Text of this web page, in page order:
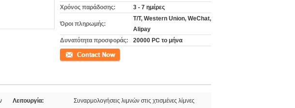
Χρόνος παράδοσης:
3 - 7 ημέρες
Όροι πληρωμής:
T/T, Western Union, WeChat,
Alipay
Δυνατότητα προσφοράς:
20000 PC το μήνα
Επικοινωνία
Λειτουργία: Συναρμολογήσεις λιμνών στις χτισμένες λίμνες